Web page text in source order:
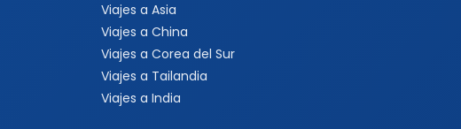
Viajes a Asia
Viajes a China
Viajes a Corea del Sur
Viajes a Tailandia
Viajes a India